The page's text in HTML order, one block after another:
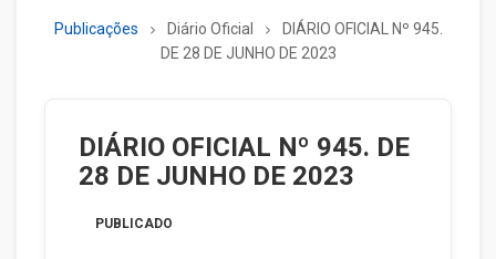
Publicações Diário Oficial
DIÁRIO OFICIAL Nº 945.
DE 28 DE JUNHO DE 2023
DIÁRIO OFICIAL Nº 945. DE
28 DE JUNHO DE 2023
PUBLICADO